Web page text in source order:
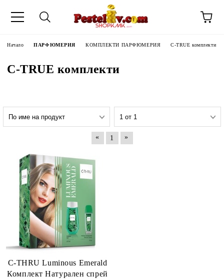
НА
Начало ПАРФЮМЕРИЯ КОМПЛЕКТИ ПАРФЮМЕРИЯ C-TRUE комплекти
C-TRUE комплекти
« 1 »
C-THRU Luminous Emerald
Комплект Натурален спрей